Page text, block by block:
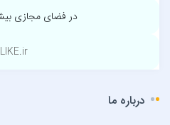
آرش ای پی
در فضای مجازی
درباره ما